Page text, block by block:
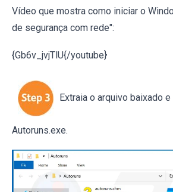
Vídeo que mostra como iniciar o
de segurança com rede":
{Gb6v_jvjTlU{/youtube}
Extraia o arquivo baixado
Autoruns.exe.